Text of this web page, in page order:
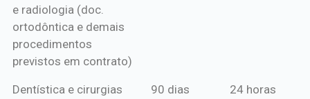
e radiologia (doc.
ortodôntica e demais
procedimentos
previstos em contrato)
Dentística e cirurgias 90 dias 24 horas